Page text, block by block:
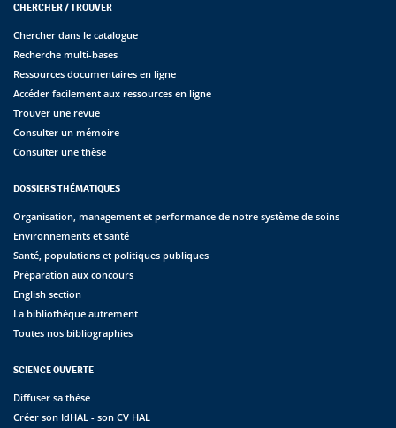
CHERCHER / TROUVER
Chercher dans le catalogue
Recherche multi-bases
Ressources documentaires en ligne
Accéder facilement aux ressources en ligne
Trouver une revue
Consulter un mémoire
Consulter une thèse
DOSSIERS THÉMATIQUES
Organisation, management et performance de notre système de soins
Environnements et santé
Santé, populations et politiques publiques
Préparation aux concours
English section
La bibliothèque autrement
Toutes nos bibliographies
SCIENCE OUVERTE
Diffuser sa thèse
Créer son IdHAL - son CV HAL